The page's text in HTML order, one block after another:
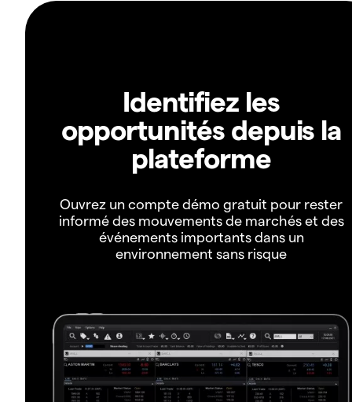
Identifiez les
opportunités depuis la
plateforme
Ouvrez un compte démo gratuit pour rester
informé des mouvements de marchés et des
événements importants dans un
environnement sans risque